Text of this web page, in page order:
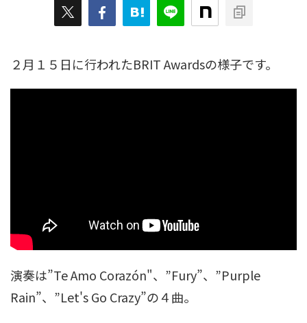
２月１５日に行われたBRIT Awardsの様子です。
演奏は”Te Amo Corazón"、”Fury”、”Purple
Rain”、”Let's Go Crazy”の４曲。